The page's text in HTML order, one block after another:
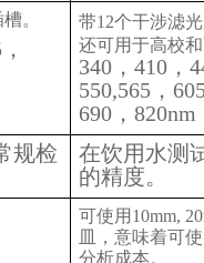
。
带12个干涉滤
还可用于高校
340，410，
550,565，
690，820nm
规检
在饮用水测
的精度。
可使用10mm,
皿，意味着可
分析成本。